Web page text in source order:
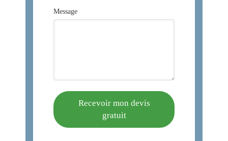
Message
Recevoir mon devis
gratuit